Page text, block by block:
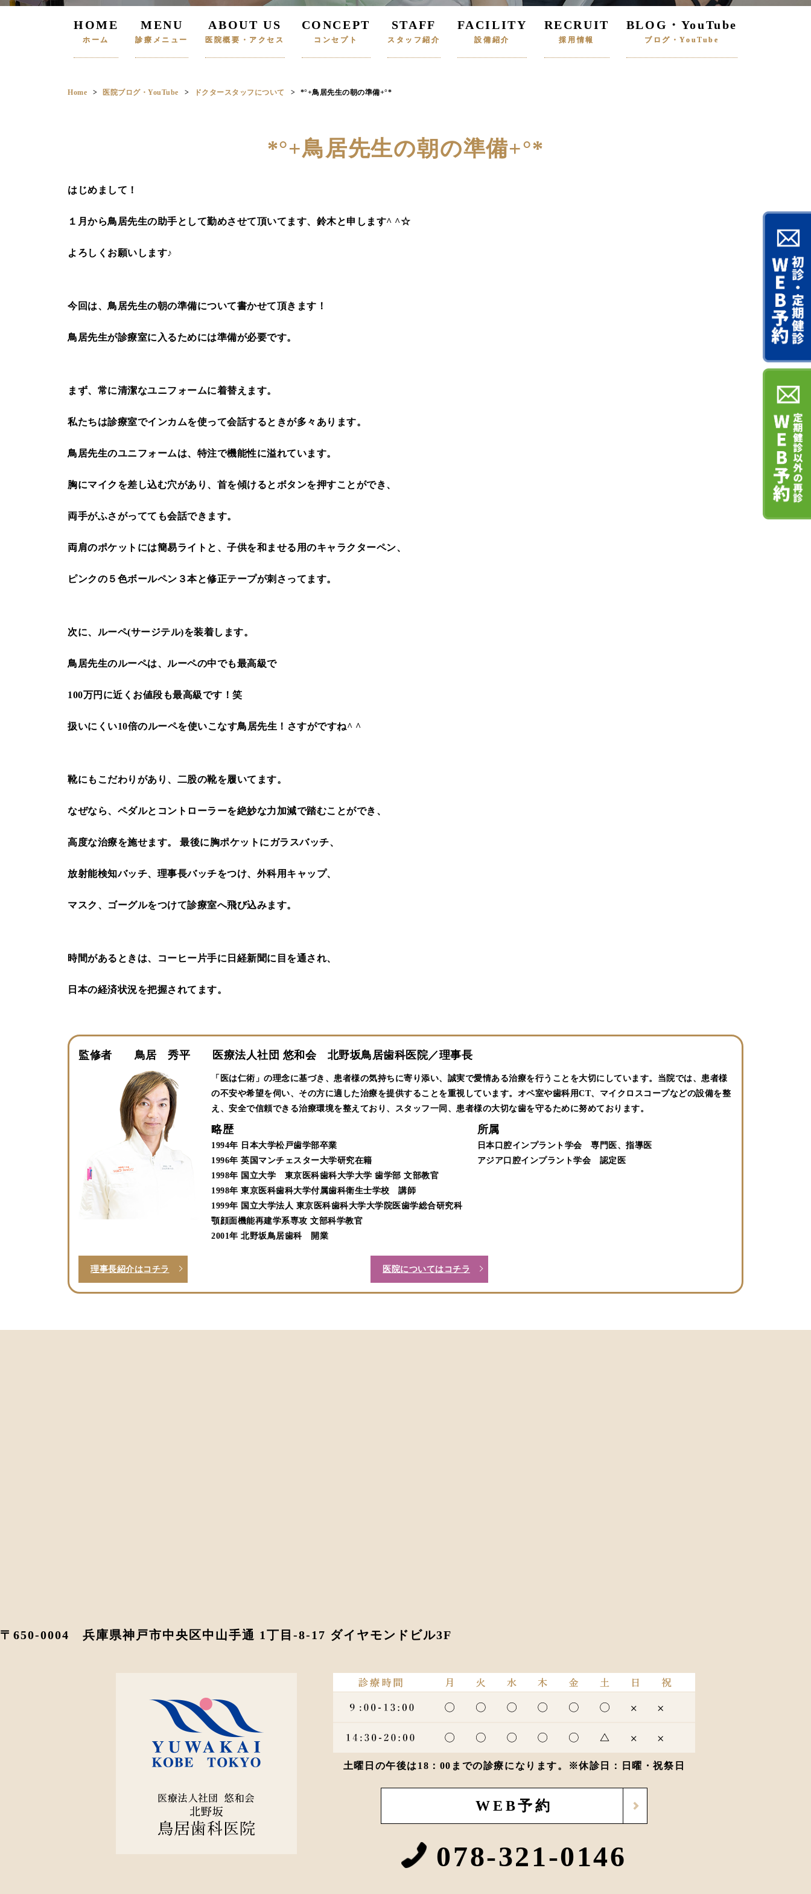
HOME
ホーム
MENU
診療メニュー
ABOUT US
医院概要・アクセス
CONCEPT
コンセプト
STAFF
スタッフ紹介
FACILITY
設備紹介
RECRUIT
採用情報
BLOG・YouTube
ブログ・YouTube
Home 医院ブログ・YouTube ドクタースタッフについて *°+鳥居先生の朝の準備+°*
*°+鳥居先生の朝の準備+°*
はじめまして！
１月から鳥居先生の助手として勤めさせて頂いてます、鈴木と申します^ ^☆
よろしくお願いします♪
今回は、鳥居先生の朝の準備について書かせて頂きます！
鳥居先生が診療室に入るためには準備が必要です。
まず、常に清潔なユニフォームに着替えます。
私たちは診療室でインカムを使って会話するときが多々あります。
鳥居先生のユニフォームは、特注で機能性に溢れています。
胸にマイクを差し込む穴があり、首を傾けるとボタンを押すことができ、
両手がふさがってても会話できます。
両肩のポケットには簡易ライトと、子供を和ませる用のキャラクターペン、
ピンクの５色ボールペン３本と修正テープが刺さってます。
次に、ルーペ(サージテル)を装着します。
鳥居先生のルーペは、ルーペの中でも最高級で
100万円に近くお値段も最高級です！笑
扱いにくい10倍のルーペを使いこなす鳥居先生！さすがですね^ ^
靴にもこだわりがあり、二股の靴を履いてます。
なぜなら、ペダルとコントローラーを絶妙な力加減で踏むことができ、
高度な治療を施せます。 最後に胸ポケットにガラスバッチ、
放射能検知バッチ、理事長バッチをつけ、外科用キャップ、
マスク、ゴーグルをつけて診療室へ飛び込みます。
時間があるときは、コーヒー片手に日経新聞に目を通され、
日本の経済状況を把握されてます。
監修者 鳥居 秀平 医療法人社団 悠和会 北野坂鳥居歯科医院／理事長
「医は仁術」の理念に基づき、患者様の気持ちに寄り添い、誠実で愛情ある治療を行うことを大切にしています。当院では、患者様
の不安や希望を伺い、その方に適した治療を提供することを重視しています。オペ室や歯科用CT、マイクロスコープなどの設備を整
え、安全で信頼できる治療環境を整えており、スタッフ一同、患者様の大切な歯を守るために努めております。
略歴
1994年 日本大学松戸歯学部卒業
1996年 英国マンチェスター大学研究在籍
1998年 国立大学 東京医科歯科大学大学 歯学部 文部教官
1998年 東京医科歯科大学付属歯科衛生士学校 講師
1999年 国立大学法人 東京医科歯科大学大学院医歯学総合研究科
顎顔面機能再建学系専攻 文部科学教官
2001年 北野坂鳥居歯科 開業
所属
日本口腔インプラント学会 専門医、指導医
アジア口腔インプラント学会 認定医
理事長紹介はコチラ 医院についてはコチラ
〒650-0004 兵庫県神戸市中央区中山手通 1丁目-8-17 ダイヤモンドビル3F
土曜日の午後は18：00までの診療になります。※休診日：日曜・祝祭日
WEB予約
078-321-0146